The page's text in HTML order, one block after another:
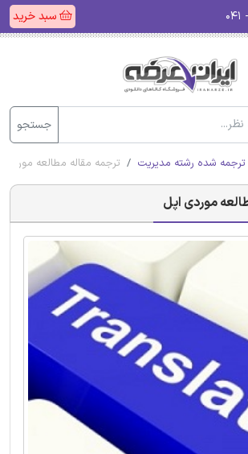
سبد خرید
جستجو
ترجمه شده رشته مدیریت ترجمه مقاله مطالعه موردی
موردی اپل